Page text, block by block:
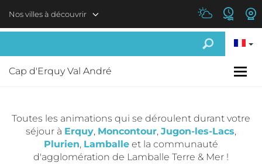
Nos villes à découvrir
Cap d'Erquy Val André
Toutes les animations qui se déroulent durant votre
séjour à Erquy, Moncontour, Jugon-les-Lacs,
Plurien, Lamballe et la communauté
d'agglomération de Lamballe Terre & Mer !